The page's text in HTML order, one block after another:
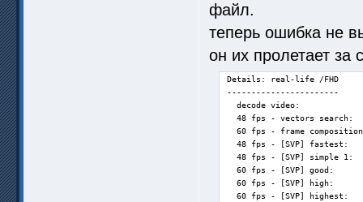
файл.
теперь ошибка не
он их пролетает за
Details: real-life /FHD
-----------------------
decode video:
48 fps - vectors search:
60 fps - frame
48 fps - [SVP] fastest:
48 fps - [SVP] simple 1:
60 fps - [SVP] good:
60 fps - [SVP] high:
60 fps - [SVP] highest: